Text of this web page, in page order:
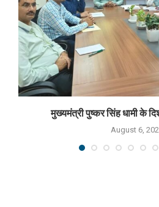
मुख्यमंत्री पुष्कर सिंह धामी के
August 6,